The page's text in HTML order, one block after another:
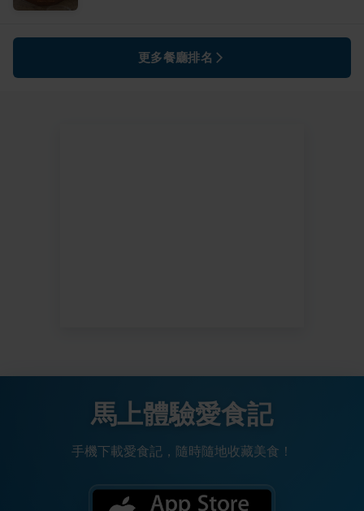
更多餐廳排名
馬上體驗愛食記
手機下載愛食記，隨時隨地收藏美食！